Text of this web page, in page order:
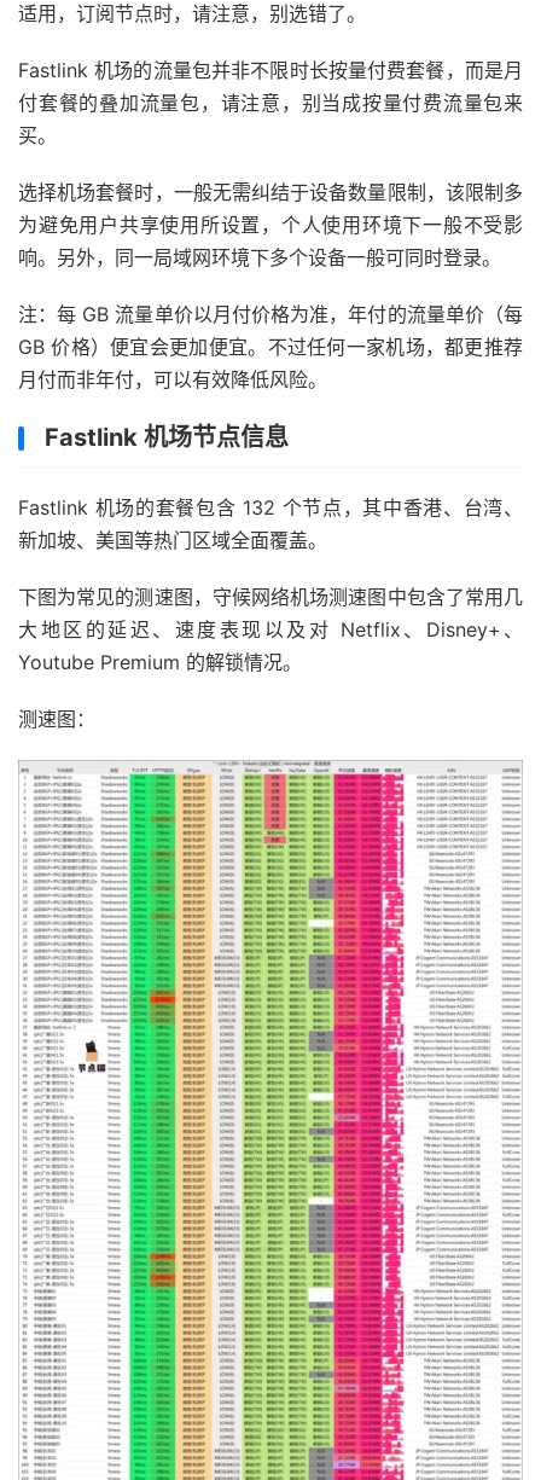
适用，订阅节点时，请注意，别选错了。
Fastlink 机场的流量包并非不限时长按量付费套餐，而是月
付套餐的叠加流量包，请注意，别当成按量付费流量包来
买。
选择机场套餐时，一般无需纠结于设备数量限制，该限制多
为避免用户共享使用所设置，个人使用环境下一般不受影
响。另外，同一局域网环境下多个设备一般可同时登录。
注：每 GB 流量单价以月付价格为准，年付的流量单价（每
GB 价格）便宜会更加便宜。不过任何一家机场，都更推荐
月付而非年付，可以有效降低风险。
Fastlink 机场节点信息
Fastlink 机场的套餐包含 132 个节点，其中香港、台湾、
新加坡、美国等热门区域全面覆盖。
下图为常见的测速图，守候网络机场测速图中包含了常用几
大地区的延迟、速度表现以及对 Netflix、Disney+、
Youtube Premium 的解锁情况。
测速图：